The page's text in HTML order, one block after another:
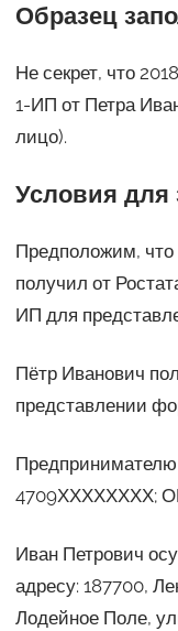
Образец
Не секрет, что
1-ИП от Петра
лицо).
Условия
Предположим, что
получил от
ИП для
Пётр Иванович
представлении
4709ХХХХХХХХ;
Иван Петрович
адресу: 187700,
Лодейное Поле,